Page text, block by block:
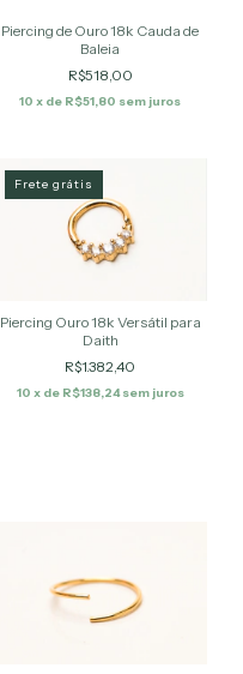
Piercing de Ouro 18k Cauda de
Baleia
R$518,00
10 x de R$51,80 sem juros
Frete grátis
Piercing Ouro 18k Versátil para
Daith
R$1.382,40
10 x de R$138,24 sem juros